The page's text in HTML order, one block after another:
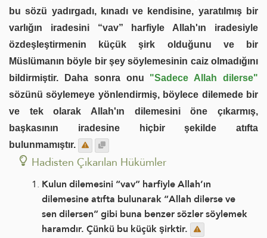
bu sözü yadırgadı, kınadı ve kendisine, yaratılmış bir
varlığın iradesini “vav” harfiyle Allah'ın iradesiyle
özdeşleştirmenin küçük şirk olduğunu ve bir
Müslümanın böyle bir şey söylemesinin caiz olmadığını
bildirmiştir. Daha sonra onu "Sadece Allah dilerse"
sözünü söylemeye yönlendirmiş, böylece dilemede bir
ve tek olarak Allah'ın dilemesini öne çıkarmış,
başkasının iradesine hiçbir şekilde atıfta
bulunmamıştır.
Hadisten Çıkarılan Hükümler
Kulun dilemesini “vav” harfiyle Allah’ın
dilemesine atıfta bulunarak “Allah dilerse ve
sen dilersen” gibi buna benzer sözler söylemek
haramdır. Çünkü bu küçük şirktir.